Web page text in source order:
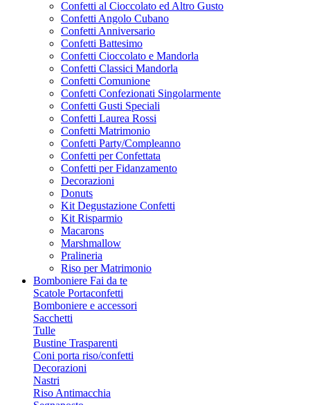
Confetti al Cioccolato ed Altro Gusto
Confetti Angolo Cubano
Confetti Anniversario
Confetti Battesimo
Confetti Cioccolato e Mandorla
Confetti Classici Mandorla
Confetti Comunione
Confetti Confezionati Singolarmente
Confetti Gusti Speciali
Confetti Laurea Rossi
Confetti Matrimonio
Confetti Party/Compleanno
Confetti per Confettata
Confetti per Fidanzamento
Decorazioni
Donuts
Kit Degustazione Confetti
Kit Risparmio
Macarons
Marshmallow
Pralineria
Riso per Matrimonio
Bomboniere Fai da te
Scatole Portaconfetti
Bomboniere e accessori
Sacchetti
Tulle
Bustine Trasparenti
Coni porta riso/confetti
Decorazioni
Nastri
Riso Antimacchia